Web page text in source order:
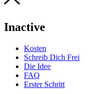
Inactive
Kosten
Schreib Dich Frei
Die Idee
FAQ
Erster Schritt